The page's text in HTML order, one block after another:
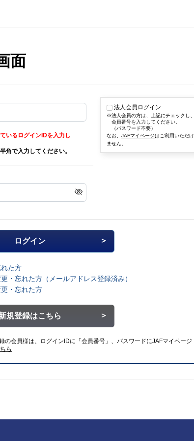
面
法人会員ログイン
法人会員の方は、上記にチェックし、
会員番号を入力してください。
（パスワード不要）
なお、 JAFマイページはご利用いただけ
ません。
いるログインIDを入力し
角で入力してください。
た方
・忘れた方 （メールアドレス登録済み）
・忘れた方
規登録はこちら
会員様は、ログインIDに「会員番号」、パスワードにJAFマイページ
ら